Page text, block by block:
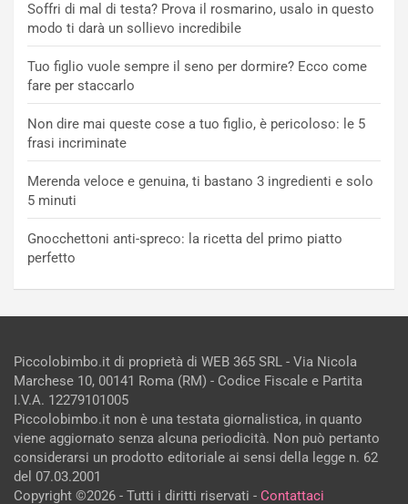
Soffri di mal di testa? Prova il rosmarino, usalo in questo
modo ti darà un sollievo incredibile
Tuo figlio vuole sempre il seno per dormire? Ecco come
fare per staccarlo
Non dire mai queste cose a tuo figlio, è pericoloso: le 5
frasi incriminate
Merenda veloce e genuina, ti bastano 3 ingredienti e solo
5 minuti
Gnocchettoni anti-spreco: la ricetta del primo piatto
perfetto
Piccolobimbo.it di proprietà di WEB 365 SRL - Via Nicola
Marchese 10, 00141 Roma (RM) - Codice Fiscale e Partita
I.V.A. 12279101005
Piccolobimbo.it non è una testata giornalistica, in quanto
viene aggiornato senza alcuna periodicità. Non può pertanto
considerarsi un prodotto editoriale ai sensi della legge n. 62
del 07.03.2001
Copyright ©2026 - Tutti i diritti riservati - Contattaci